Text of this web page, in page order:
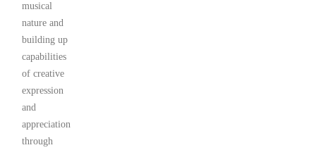
musical
nature and
building up
capabilities
of creative
expression
and
appreciation
through